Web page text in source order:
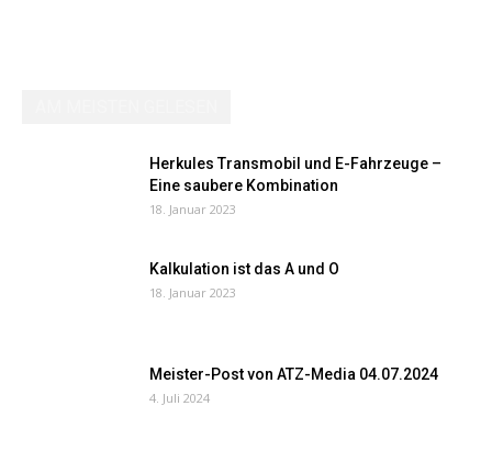
Herkules Transmobil und E-Fahrzeuge –
Eine saubere Kombination
18. Januar 2023
Kalkulation ist das A und O
18. Januar 2023
Meister-Post von ATZ-Media 04.07.2024
4. Juli 2024